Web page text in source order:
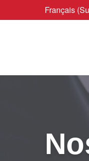
Français